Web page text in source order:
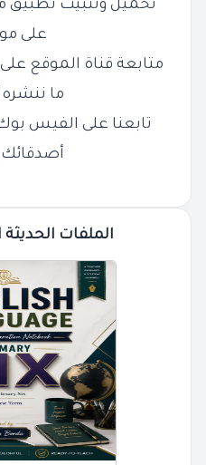
تحميل وتثبيت تطبيق
على
متابعة قناة الموقع
ما ننشره
تابعنا على الفيس
أصدقائك
الملفات